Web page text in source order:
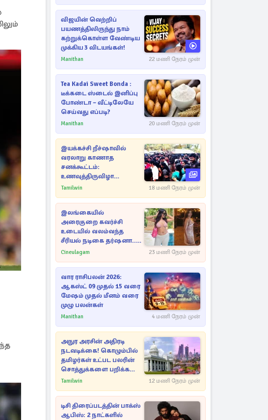
விஜயின் வெற்றிப்
பயணத்திலிருந்து நாம்
கற்றுக்கொள்ள வேண்டிய
முக்கிய 3 விடயங்கள்!
Manithan 22 மணி நேரம் முன்
Tea Kadai Sweet Bonda :
டீக்கடை ஸ்டைல் இனிப்பு
போண்டா – வீட்டிலேயே
செய்வது எப்படி?
Manithan 20 மணி நேரம் முன்
இயக்கச்சி றீச்ஷாவில்
வரலாறு காணாத
சனக்கூட்டம்:
உணவுத்திருவிழா
இடைநிறுத்தம்
Tamilwin 18 மணி நேரம் முன்
இலங்கையில்
அரைகுறை கவர்ச்சி
உடையில் வலம்வந்த
சீரியல் நடிகை தர்ஷனா...
அவரே வெளியிட்ட
Cineulagam 23 மணி நேரம் முன்
வார ராசிபலன் 2026:
ஆகஸ்ட் 09 முதல் 15 வரை
மேஷம் முதல் மீனம் வரை
முழு பலன்கள்
Manithan 4 மணி நேரம் முன்
அநுர அரசின் அதிரடி
நடவடிக்கை! கொழும்பில்
தமிழர்கள் உட்பட பலரின்
சொத்துக்களை பறிக்க
நடவடிக்கை
Tamilwin 12 மணி நேரம் முன்
டிசி திரைப்படத்தின் பாக்ஸ்
ஆபிஸ்: 2 நாட்களில்